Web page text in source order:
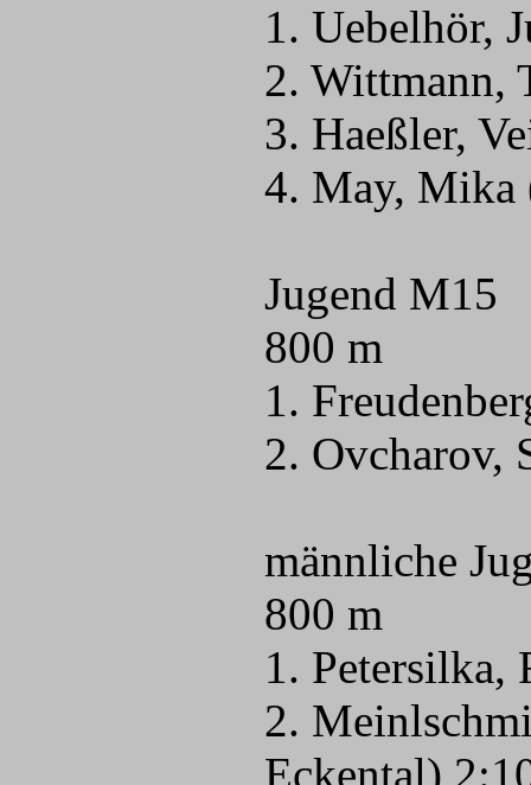
1. Uebelhör,
2. Wittmann,
3. Haeßler,
4. May, Mika
Jugend M15
800 m
1.
2. Ovcharov,
männliche
800 m
1. Petersilka,
2.
Eckental)